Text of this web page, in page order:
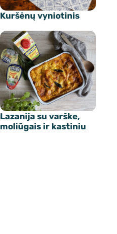
Kuršėnų vyniotinis
Lazanija su varške,
moliūgais ir kastiniu